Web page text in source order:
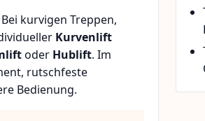
kurvigen Treppen,
Kurvenlift
oder Hublift. Im
rutschfeste
Bedienung.